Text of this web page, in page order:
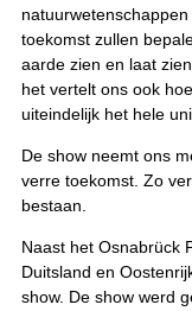
toekomst zullen
aarde zien en laat
het vertelt ons ook
uiteindelijk het hele
De show neemt ons
verre toekomst. Zo
bestaan.
Naast het Osnabrück
Duitsland en
show. De show werd